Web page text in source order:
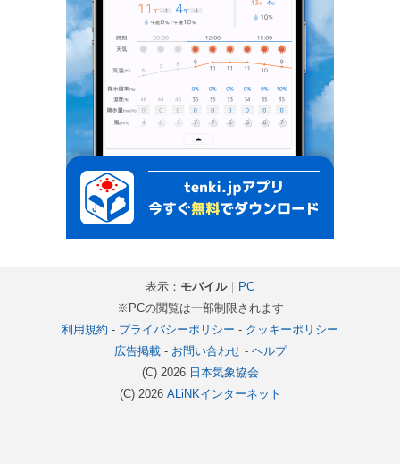
表示： モバイル｜
PC
※PCの閲覧は一部制限されます
利用規約 - プライバシーポリシー - クッキーポリシー
広告掲載- お問い合わせ- ヘルプ
(C) 2026 日本気象協会
(C) 2026 ALiNKインターネット